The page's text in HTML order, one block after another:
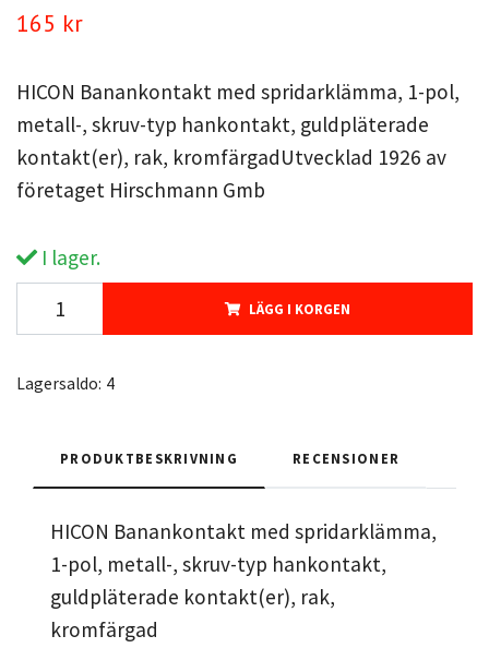
165 kr
HICON Banankontakt med spridarklämma, 1-pol,
metall-, skruv-typ hankontakt, guldpläterade
kontakt(er), rak, kromfärgadUtvecklad 1926 av
företaget Hirschmann Gmb
I lager.
LÄGG I KORGEN
Lagersaldo: 4
PRODUKTBESKRIVNING RECENSIONER
HICON Banankontakt med spridarklämma,
1-pol, metall-, skruv-typ hankontakt,
guldpläterade kontakt(er), rak,
kromfärgad